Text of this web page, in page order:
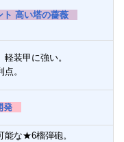
高い塔の薔薇
装甲に強い。
。
発
能な★6榴弾砲。